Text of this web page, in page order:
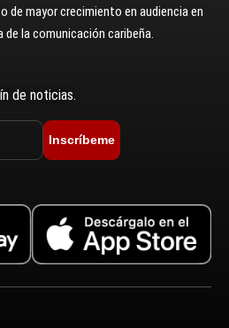
de mayor crecimiento en audiencia en
la comunicación caribeña.
de noticias.
Inscríbeme